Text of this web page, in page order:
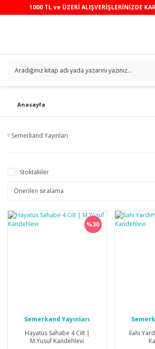
1000 TL ve ÜZERİ ALIŞVERİŞLERİNİZDE
Anasayfa
Semerkand Yayınları
Stoktakiler
%30
Semerkand Yayınları
Hayatüs Sahabe 4 Cilt |
M.Yusuf Kandehlevi
İlahi